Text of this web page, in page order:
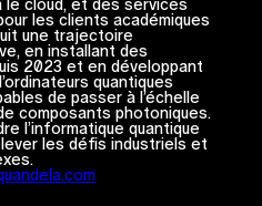
le cloud, et des services
les clients académiques
une trajectoire
en installant des
2023 et en développant
quantiques
de passer à l’échelle
composants photoniques.
l’informatique quantique
les défis industriels et